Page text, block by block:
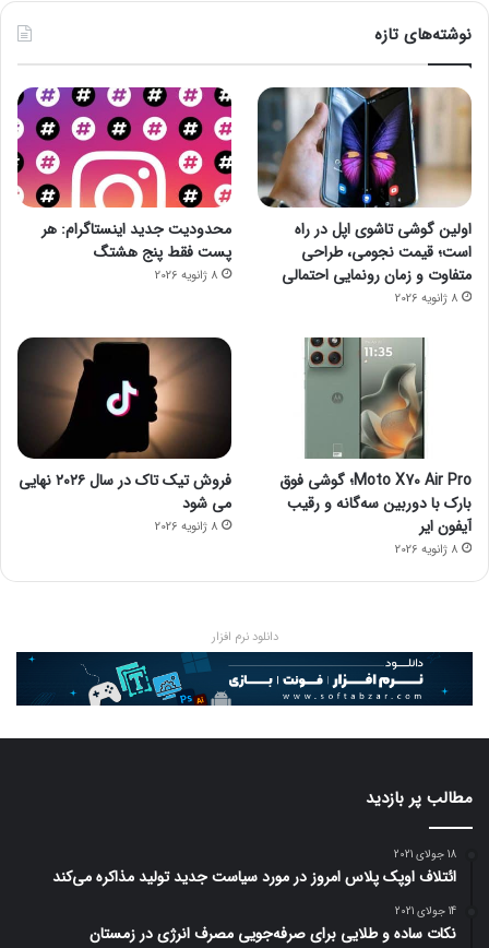
نوشته‌های تازه
اولین گوشی تاشوی اپل در راه
است؛ قیمت نجومی، طراحی
متفاوت و زمان رونمایی احتمالی
8 ژانویه 2026
محدودیت جدید اینستاگرام: هر
پست فقط پنج هشتگ
8 ژانویه 2026
Moto X70 Air Pro؛ گوشی فوق
بارک با دوربین سه‌گانه و رقیب
آیفون ایر
8 ژانویه 2026
فروش تیک تاک در سال ۲۰۲۶ نهایی
می شود
8 ژانویه 2026
دانلود نرم افزار
مطالب پر بازدید
18 جولای 2021
ائتلاف اوپک پلاس امروز در مورد سیاست جدید تولید مذاکره می‌کند
14 جولای 2021
نکات ساده و طلایی برای صرفه‌جویی مصرف انرژی در زمستان